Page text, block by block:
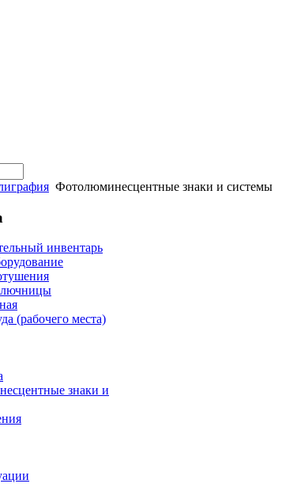
Фотолюминесцентные знаки и системы
инвентарь
(рабочего места)
знаки и